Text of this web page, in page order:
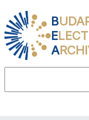
B
E
A